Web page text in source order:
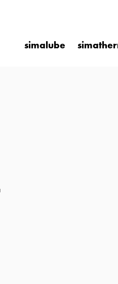
simalube